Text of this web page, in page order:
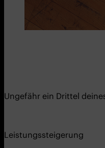
Ungefähr ein Drittel
Leistungssteigerung